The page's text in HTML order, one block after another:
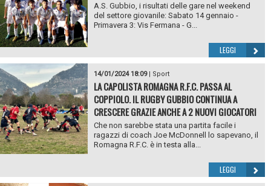
A.S. Gubbio, i risultati delle gare nel weekend
del settore giovanile: Sabato 14 gennaio -
Primavera 3: Vis Fermana - G...
LEGGI
14/01/2024 18:09| Sport
LA CAPOLISTA ROMAGNA R.F.C. PASSA AL
COPPIOLO. IL RUGBY GUBBIO CONTINUA A
CRESCERE GRAZIE ANCHE A 2 NUOVI GIOCATORI
Che non sarebbe stata una partita facile i
ragazzi di coach Joe McDonnell lo sapevano, il
Romagna R.F.C. è in testa alla...
LEGGI